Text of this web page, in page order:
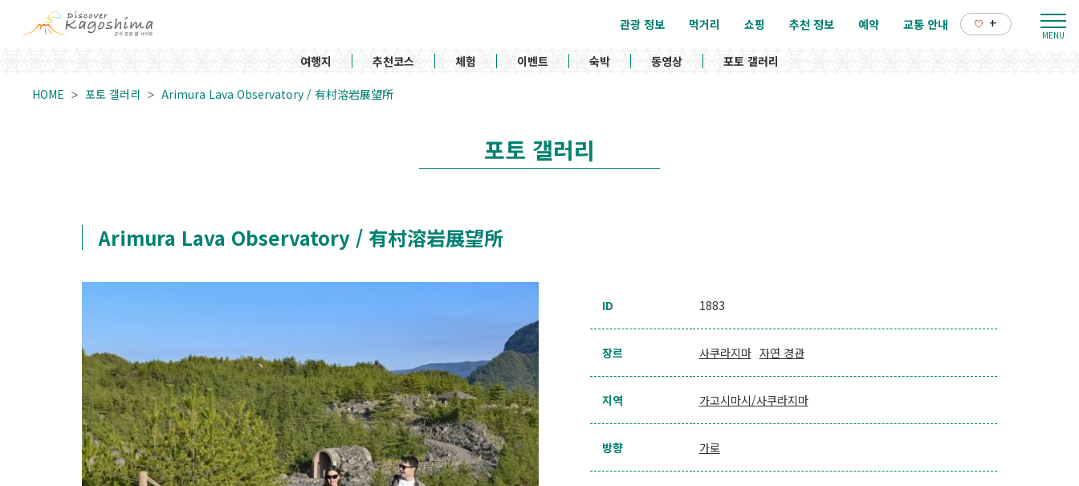
관광 정보 먹거리 쇼핑 추천 정보 예약 교통 안내 +
여행지 추천코스 체험 이벤트 숙박 동영상 포토 갤러리
HOME 포토 갤러리 Arimura Lava Observatory / 有村溶岩展望所
포토 갤러리
Arimura Lava Observatory / 有村溶岩展望所
ID 1883
장르 사쿠라지마 자연 경관
지역 가고시마시/사쿠라지마
방향 가로